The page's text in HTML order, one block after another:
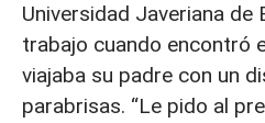
Universidad Javeriana de
trabajo cuando encontró
viajaba su padre con un
parabrisas. “Le pido al